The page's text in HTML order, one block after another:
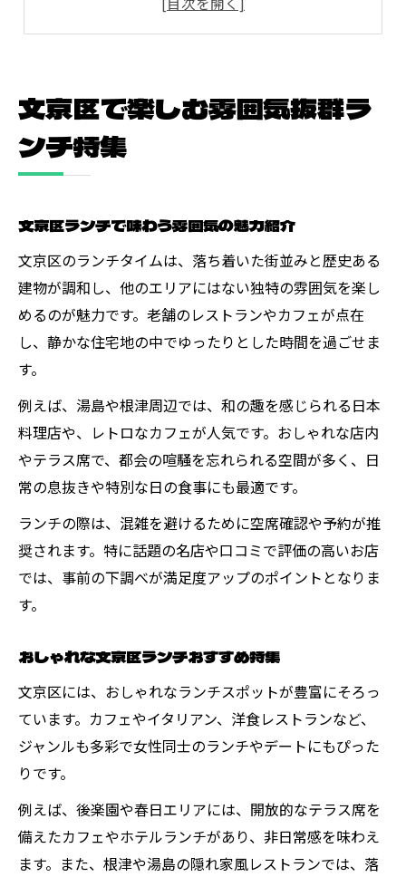
文京区ランチの注目スポット徹底ガイド
ランチ選びに迷う人へ文京区のコツ紹介
文京区ランチ人気スポットの選出ポイント
コスパ重視派が満足する文京区ランチの魅力
文京区ランチで満足度重視のコスパ体験
安いだけじゃない文京区ランチの魅力
コスパ派が選ぶ文京区おすすめランチ特集
文京区ランチランキング上位の秘密を紹介
休日におすすめ！文京区の日曜ランチ事情
日曜も楽しめる文京区ランチのおすすめ
文京区ランチで休日に人気の過ごし方
日曜日営業の文京区ランチスポット案内
休日ランチに嬉しい文京区おしゃれ店情報
ジャンル豊富な文京区ランチの楽しみ方
和食派も満足の文京区ランチ特集
駐車場ありで便利な文京区ランチ情報
文京区ランチで駐車場ありの便利な店選び
文京区で楽しむ雰囲気抜群ラ
ンチ特集
文京区ランチで味わう雰囲気の魅力紹介
文京区のランチタイムは、落ち着いた街並みと歴史ある
建物が調和し、他のエリアにはない独特の雰囲気を楽し
めるのが魅力です。老舗のレストランやカフェが点在
し、静かな住宅地の中でゆったりとした時間を過ごせま
す。
例えば、湯島や根津周辺では、和の趣を感じられる日本
料理店や、レトロなカフェが人気です。おしゃれな店内
やテラス席で、都会の喧騒を忘れられる空間が多く、日
常の息抜きや特別な日の食事にも最適です。
ランチの際は、混雑を避けるために空席確認や予約が推
奨されます。特に話題の名店や口コミで評価の高いお店
では、事前の下調べが満足度アップのポイントとなりま
す。
おしゃれな文京区ランチおすすめ特集
文京区には、おしゃれなランチスポットが豊富にそろっ
ています。カフェやイタリアン、洋食レストランなど、
ジャンルも多彩で女性同士のランチやデートにもぴった
りです。
例えば、後楽園や春日エリアには、開放的なテラス席を
備えたカフェやホテルランチがあり、非日常感を味わえ
ます。また、根津や湯島の隠れ家風レストランでは、落